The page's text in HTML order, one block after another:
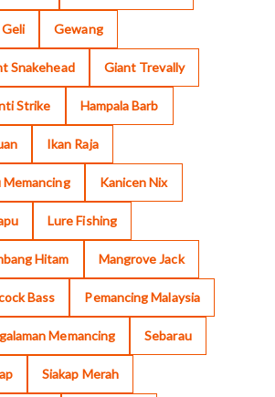
Gewang
Snakehead Giant Trevally
Strike Hampala Barb
Ikan Raja
Memancing Kanicen Nix
Lure Fishing
Hitam Mangrove Jack
Bass Pemancing Malaysia
Memancing Sebarau
Siakap Merah